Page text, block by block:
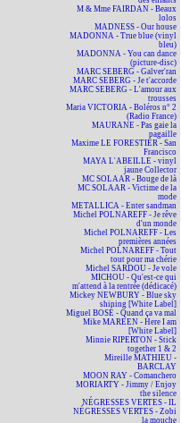
M & Mme FAIRDAN - Beaux
lolos
MADNESS - Our house
MADONNA - True blue (vinyl
bleu)
MADONNA - You can dance
(picture-disc)
MARC SEBERG - Galver'ran
MARC SEBERG - Je t'accorde
MARC SEBERG - L'amour aux
trousses
Maria VICTORIA - Boléros n° 2
(Radio France)
MAURANE - Pas gaie la
pagaille
Maxime LE FORESTIER - San
Francisco
MAYA L'ABEILLE - vinyl
jaune Collector
MC SOLAAR - Bouge de là
MC SOLAAR - Victime de la
mode
METALLICA - Enter sandman
Michel POLNAREFF - Je rêve
d'un monde
Michel POLNAREFF - Les
premières années
Michel POLNAREFF - Tout
tout pour ma chérie
Michel SARDOU - Je vole
MICHOU - Qu'est-ce qui
m'attend à la rentrée (dédicacé)
Mickey NEWBURY - Blue sky
shining [White Label]
Miguel BOSÉ - Quand ça va mal
Mike MAREEN - Here I am
[White Label]
Minnie RIPERTON - Stick
together 1 & 2
Mireille MATHIEU -
BARCLAY
MOON RAY - Comanchero
MORIARTY - Jimmy / Enjoy
the silence
NÉGRESSES VERTES - IL
NÉGRESSES VERTES - Zobi
la mouche